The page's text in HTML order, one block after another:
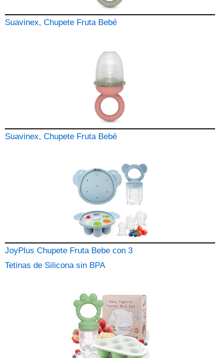
Suavinex, Chupete Fruta Bebé
Suavinex, Chupete Fruta Bebé
JoyPlus Chupete Fruta Bebe con 3
Tetinas de Silicona sin BPA